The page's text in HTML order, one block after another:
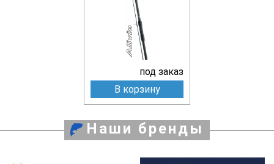
под заказ
В корзину
Наши бренды